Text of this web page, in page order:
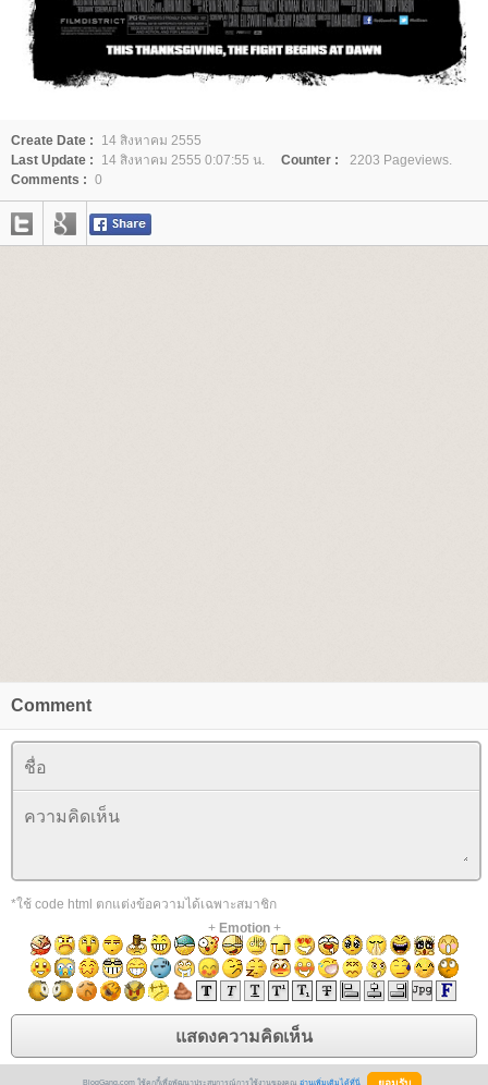
Create Date :
14 สิงหาคม 2555
Last Update :
14 สิงหาคม 2555 0:07:55 น. Counter :
2203 Pageviews.
Comments : 0
Comment
*ใช้ code html ตกแต่งข้อความได้เฉพาะสมาชิก
+ Emotion+
BlogGang.com ใช้คุกกี้เพื่อพัฒนาประสบการณ์การใช้งานของคุณ อ่านเพิ่มเติมได้ที่นี่